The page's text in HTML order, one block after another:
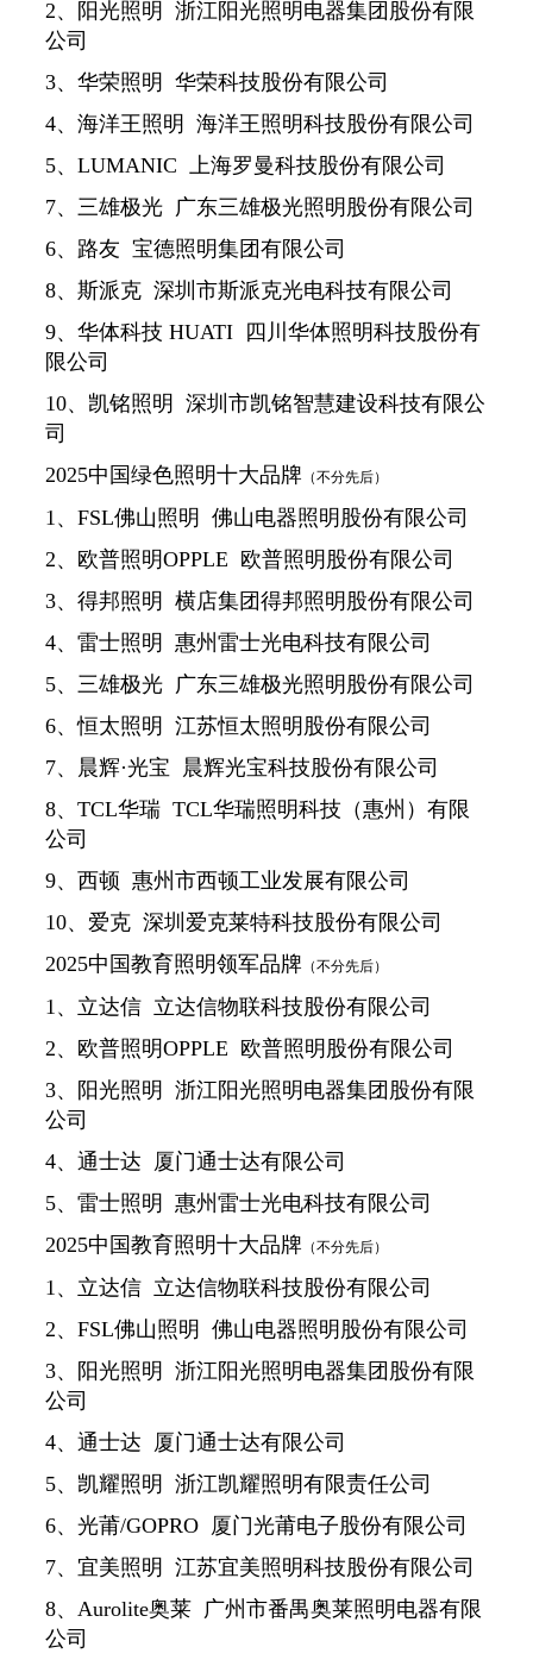
2、阳光照明 浙江阳光照明电器集团股份有限
公司
3、华荣照明 华荣科技股份有限公司
4、海洋王照明 海洋王照明科技股份有限公司
5、LUMANIC 上海罗曼科技股份有限公司
7、三雄极光 广东三雄极光照明股份有限公司
6、路友 宝德照明集团有限公司
8、斯派克 深圳市斯派克光电科技有限公司
9、华体科技 HUATI 四川华体照明科技股份有
限公司
10、凯铭照明 深圳市凯铭智慧建设科技有限公
司
2025中国绿色照明十大品牌 （不分先后）
1、FSL佛山照明 佛山电器照明股份有限公司
2、欧普照明OPPLE 欧普照明股份有限公司
3、得邦照明 横店集团得邦照明股份有限公司
4、雷士照明 惠州雷士光电科技有限公司
5、三雄极光 广东三雄极光照明股份有限公司
6、恒太照明 江苏恒太照明股份有限公司
7、晨辉·光宝 晨辉光宝科技股份有限公司
8、TCL华瑞 TCL华瑞照明科技（惠州）有限
公司
9、西顿 惠州市西顿工业发展有限公司
10、爱克 深圳爱克莱特科技股份有限公司
2025中国教育照明领军品牌 （不分先后）
1、立达信 立达信物联科技股份有限公司
2、欧普照明OPPLE 欧普照明股份有限公司
3、阳光照明 浙江阳光照明电器集团股份有限
公司
4、通士达 厦门通士达有限公司
5、雷士照明 惠州雷士光电科技有限公司
2025中国教育照明十大品牌 （不分先后）
1、立达信 立达信物联科技股份有限公司
2、FSL佛山照明 佛山电器照明股份有限公司
3、阳光照明 浙江阳光照明电器集团股份有限
公司
4、通士达 厦门通士达有限公司
5、凯耀照明 浙江凯耀照明有限责任公司
6、光莆/GOPRO 厦门光莆电子股份有限公司
7、宜美照明 江苏宜美照明科技股份有限公司
8、Aurolite奥莱 广州市番禺奥莱照明电器有限
公司